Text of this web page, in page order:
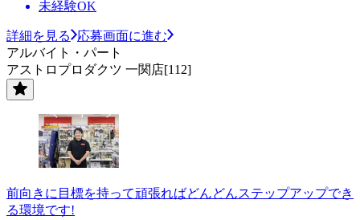
未経験OK
詳細を見る
応募画面に進む
アルバイト・パート
アストロプロダクツ 一関店[112]
前向きに目標を持って頑張ればどんどんステップアップでき
る環境です!